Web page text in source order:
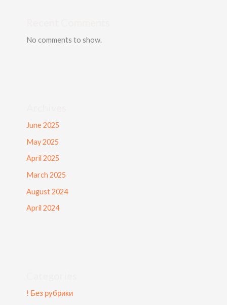
No comments to show.
June 2025
May 2025
April 2025
March 2025
August 2024
April 2024
! Без рубрики